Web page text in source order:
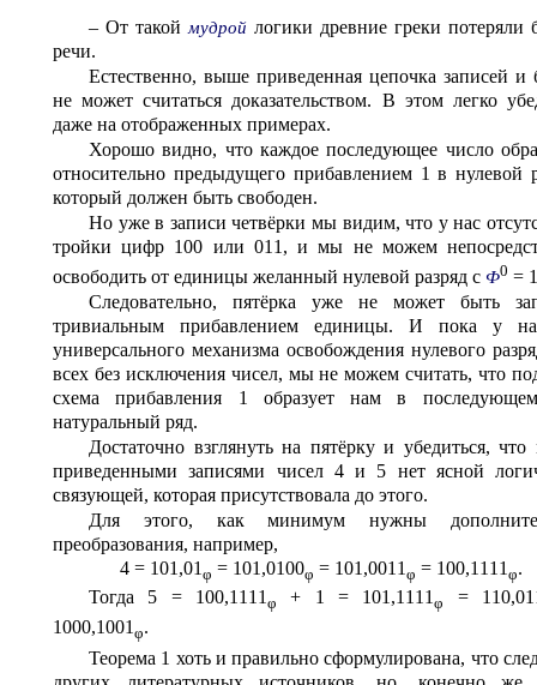
– От такой мудрой логики древние греки потеряли
речи.
Естественно, выше приведенная цепочка записей и
не может считаться доказательством. В этом легко
даже на отображенных примерах.
Хорошо видно, что каждое последующее число
относительно предыдущего прибавлением 1 в нулевой
который должен быть свободен.
Но уже в записи четвёрки мы видим, что у нас
тройки цифр 100 или 011, и мы не можем
освободить от единицы желанный нулевой разряд с Ф0 =
Следовательно, пятёрка уже не может быть
тривиальным прибавлением единицы. И пока у
универсального механизма освобождения нулевого
всех без исключения чисел, мы не можем считать, что
схема прибавления 1 образует нам в
натуральный ряд.
Достаточно взглянуть на пятёрку и убедиться,
приведенными записями чисел 4 и 5 нет ясной
связующей, которая присутствовала до этого.
Для этого, как минимум нужны
преобразования, например,
4 = 101,01 φ = 101,0100φ = 101,0011 φ = 100,1111 φ.
Тогда 5 = 100,1111 φ + 1 = 101,1111 φ
=
1000,1001 φ.
Теорема 1 хоть и правильно сформулирована, что